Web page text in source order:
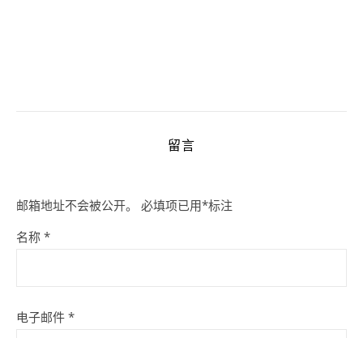
留言
邮箱地址不会被公开。 必填项已用*标注
名称 *
电子邮件 *